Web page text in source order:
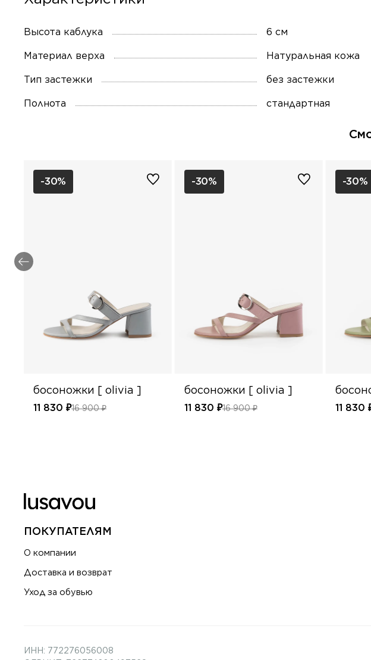
Высота каблука 6 см
Материал верха Натуральная кожа
Тип застежки без застежки
Полнота стандартная
-30%
босоножки [ olivia ]
11 830 ₽16 900 ₽
-30%
босоножки [ olivia ]
11 830 ₽16 900 ₽
-30%
11 830
ПОКУПАТЕЛЯМ
О компании
Доставка и возврат
Уход за обувью
ИНН: 772276056008